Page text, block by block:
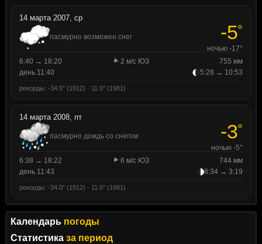
14 марта 2007, ср
пасмурно возможен снег -5°
ночью -17°
6:40 → 18:20
2 м/с ЮЗ
755 мм
день 11:40
5:28 → 10:53
рекорды: -34.0° (1912) · 11.0° (1981)
14 марта 2008, пт
пасмурно дождь со снегом -3°
ночью -5°
6:38 → 18:22
6 м/с ЮЗ
744 мм
день 11:43
8:34 → 3:19
рекорды: -34.0° (1912) · 11.0° (1981)
Календарь погоды
Статистика за период